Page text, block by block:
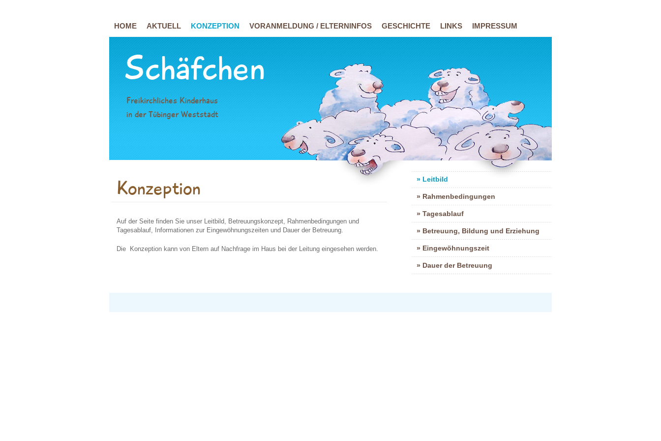
Schäfchen
Freikirchliches Kinderhaus
in der Tübinger Weststadt
HOME AKTUELL KONZEPTION VORANMELDUNG / ELTERNINFOS GESCHICHTE LINKS IMPRESSUM
Konzeption
Auf der Seite finden Sie unser Leitbild, Betreuungskonzept, Rahmenbedingungen und
Tagesablauf, Informationen zur Eingewöhnungszeiten und Dauer der Betreuung.
Die Konzeption kann von Eltern auf Nachfrage im Haus bei der Leitung eingesehen werden.
Leitbild
Rahmenbedingungen
Tagesablauf
Betreuung, Bildung und Erziehung
Eingewöhnungszeit
Dauer der Betreuung